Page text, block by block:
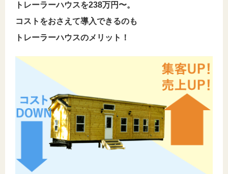
トレーラーハウスを238万円〜。
コストをおさえて導入できるのも
トレーラーハウスのメリット！